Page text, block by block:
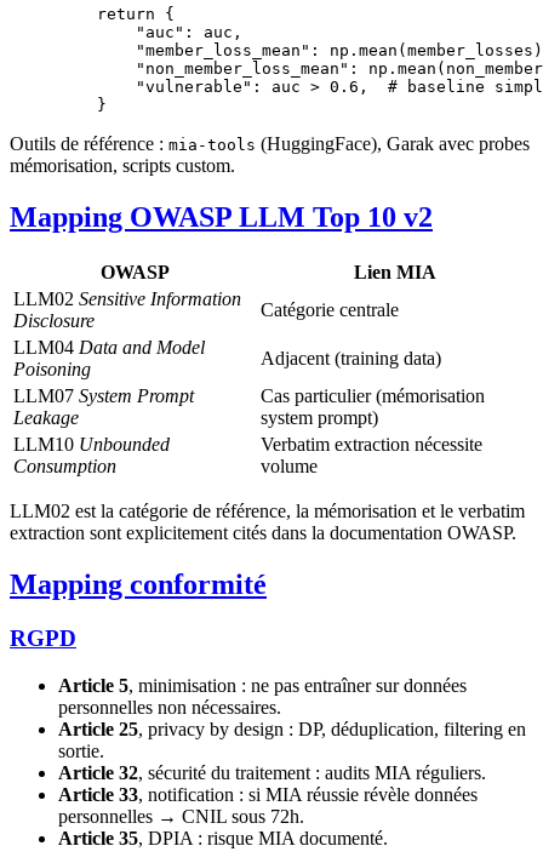
    return
{
        "auc"
: auc,
        "member_loss_mean"
:
        "non_member_loss_mean"
:
        "vulnerable"
: auc > 0.6 , # baseline
    }
Outils de référence : mia-tools (HuggingFace), Garak avec probes
mémorisation, scripts custom.
Mapping OWASP LLM Top 10 v2
OWASP
Lien MIA
LLM02 Sensitive Information
Disclosure
Catégorie centrale
LLM04 Data and Model
Poisoning
Adjacent (training data)
LLM07 System Prompt
Leakage
Cas particulier (mémorisation
system prompt)
LLM10 Unbounded
Consumption
Verbatim extraction nécessite
volume
LLM02 est la catégorie de référence, la mémorisation et le verbatim
extraction sont explicitement cités dans la documentation OWASP.
Mapping conformité
RGPD
Article 5, minimisation : ne pas entraîner sur données
personnelles non nécessaires.
Article 25, privacy by design : DP, déduplication, filtering en
sortie.
Article 32, sécurité du traitement : audits MIA réguliers.
Article 33, notification : si MIA réussie révèle données
personnelles → CNIL sous 72h.
Article 35, DPIA : risque MIA documenté.